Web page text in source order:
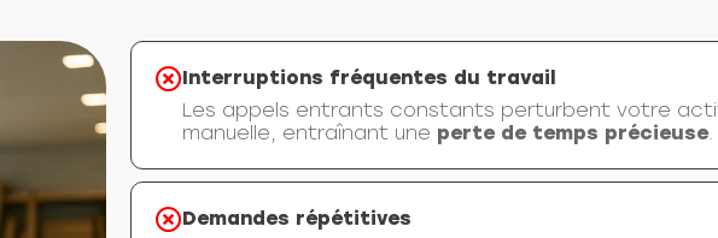
Interruptions fréquentes du travail
Les appels entrants constants perturbent votre
manuelle, entraînant une perte de temps précieuse.
Demandes répétitives